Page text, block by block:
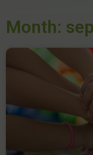
Month: